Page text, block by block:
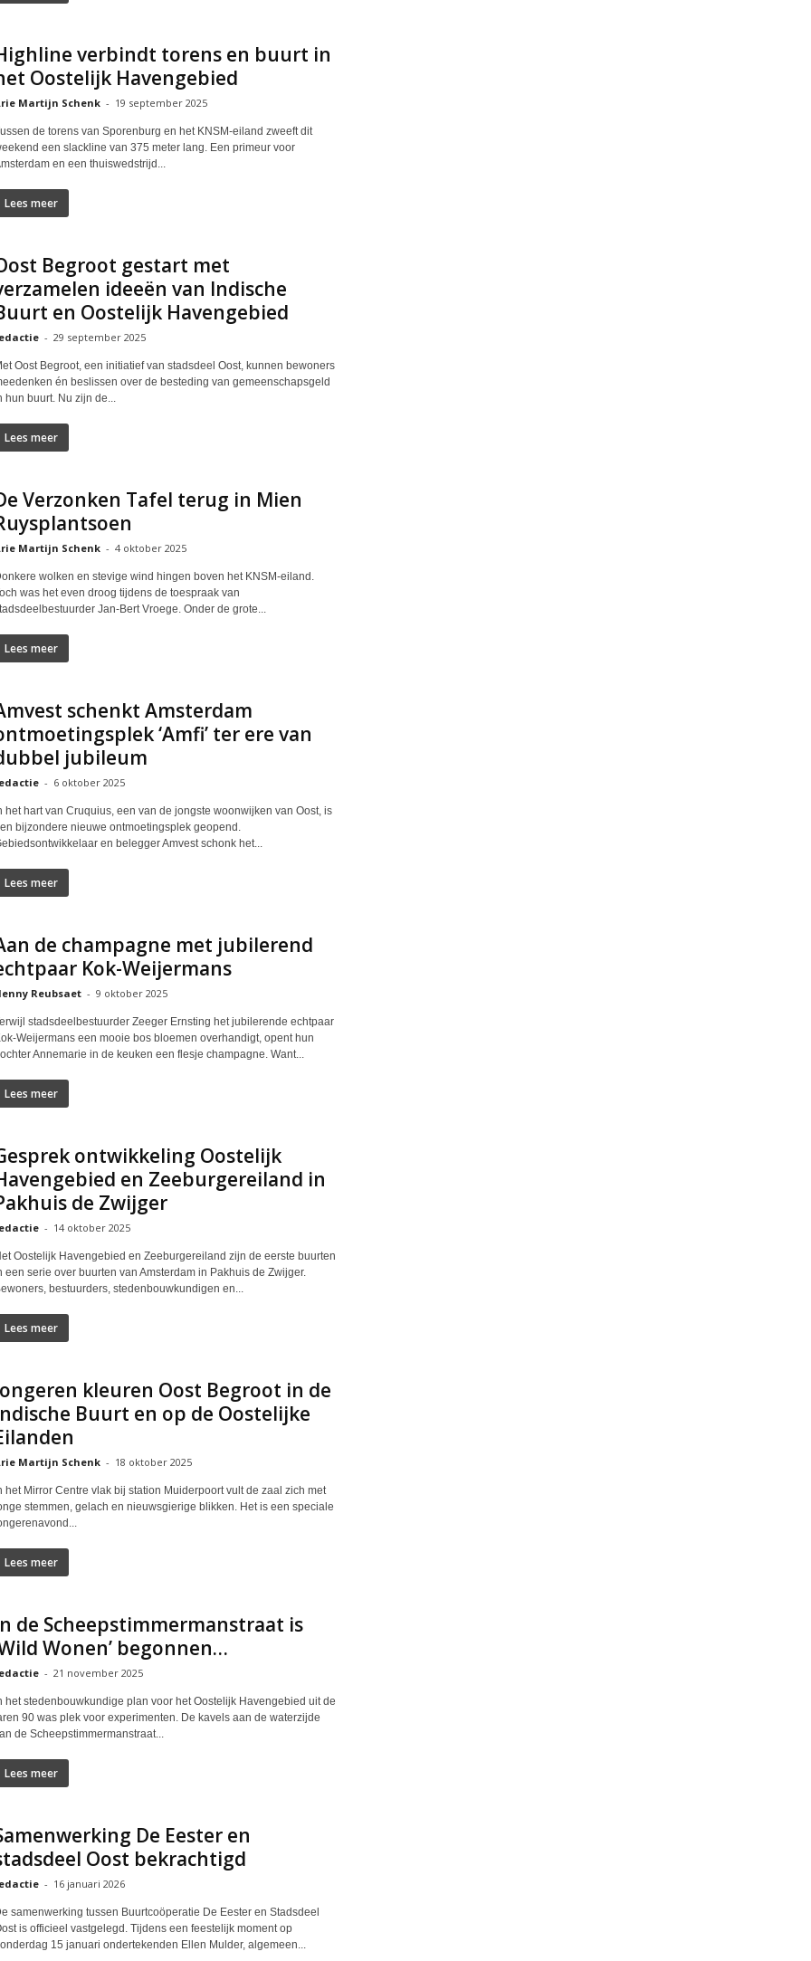
verbindt torens en buurt in
Oostelijk Havengebied
Martijn Schenk - 19 september 2025
de torens van Sporenburg en het KNSM-eiland zweeft dit
een slackline van 375 meter lang. Een primeur voor
en een thuiswedstrijd...
Lees meer
Begroot gestart met
ideeën van Indische
en Oostelijk Havengebied
- 29 september 2025
Oost Begroot, een initiatief van stadsdeel Oost, kunnen bewoners
én beslissen over de besteding van gemeenschapsgeld
hun buurt. Nu zijn de...
Lees meer
Verzonken Tafel terug in Mien
Martijn Schenk - 4 oktober 2025
wolken en stevige wind hingen boven het KNSM-eiland.
was het even droog tijdens de toespraak van
Jan-Bert Vroege. Onder de grote...
Lees meer
schenkt Amsterdam
‘Amfi’ ter ere van
jubileum
- 6 oktober 2025
het hart van Cruquius, een van de jongste woonwijken van Oost, is
bijzondere nieuwe ontmoetingsplek geopend.
en belegger Amvest schonk het...
Lees meer
de champagne met jubilerend
Kok-Weijermans
Reubsaet - 9 oktober 2025
stadsdeelbestuurder Zeeger Ernsting het jubilerende echtpaar
Weijermans een mooie bos bloemen overhandigt, opent hun
Annemarie in de keuken een flesje champagne. Want...
Lees meer
ontwikkeling Oostelijk
en Zeeburgereiland in
de Zwijger
- 14 oktober 2025
Oostelijk Havengebied en Zeeburgereiland zijn de eerste buurten
een serie over buurten van Amsterdam in Pakhuis de Zwijger.
bestuurders, stedenbouwkundigen en...
Lees meer
kleuren Oost Begroot in de
Buurt en op de Oostelijke
Martijn Schenk - 18 oktober 2025
het Mirror Centre vlak bij station Muiderpoort vult de zaal zich met
stemmen, gelach en nieuwsgierige blikken. Het is een speciale
Lees meer
de Scheepstimmermanstraat is
Wonen’ begonnen…
- 21 november 2025
het stedenbouwkundige plan voor het Oostelijk Havengebied uit de
90 was plek voor experimenten. De kavels aan de waterzijde
de Scheepstimmermanstraat...
Lees meer
De Eester en
Oost bekrachtigd
- 16 januari 2026
samenwerking tussen Buurtcoöperatie De Eester en Stadsdeel
is officieel vastgelegd. Tijdens een feestelijk moment op
15 januari ondertekenden Ellen Mulder, algemeen...